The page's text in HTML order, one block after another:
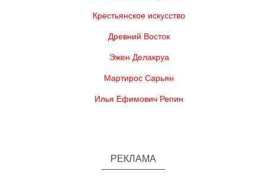
Крестьянское искусство
Древний Восток
Эжен Делакруа
Мартирос Сарьян
Илья Ефимович Репин
РЕКЛАМА